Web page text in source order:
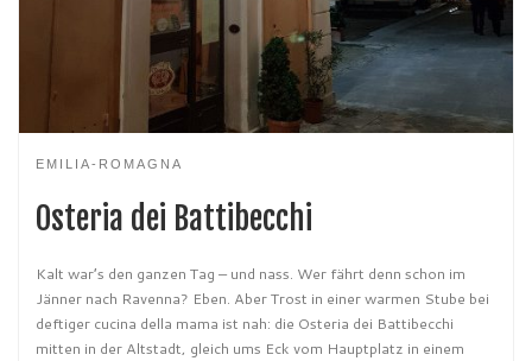
EMILIA-ROMAGNA
Osteria dei Battibecchi
Kalt war’s den ganzen Tag – und nass. Wer fährt denn schon im
Jänner nach Ravenna? Eben. Aber Trost in einer warmen Stube bei
deftiger cucina della mama ist nah: die Osteria dei Battibecchi
mitten in der Altstadt, gleich ums Eck vom Hauptplatz in einem